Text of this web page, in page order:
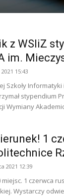
z WSIiZ
im.
15:43
Szkoły
stypendium
Wymiany
1
2021 12:39
1 czerwca
Wystarczy